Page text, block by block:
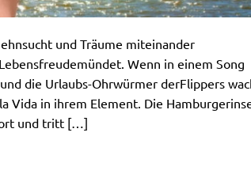
und Träume miteinander
Wenn in einem Song
die Urlaubs-Ohrwürmer derFlippers
Vida in ihrem Element. Die
und tritt […]